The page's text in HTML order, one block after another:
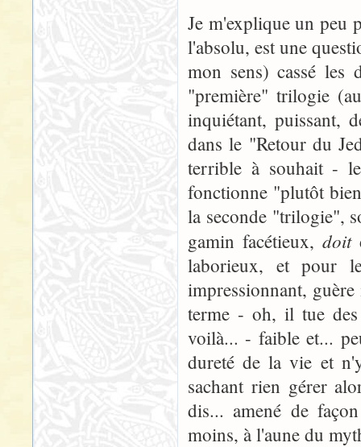
Je m'explique un peu
l'absolu, est une
mon sens) cassé les
"première" trilogie
inquiétant, puissant,
dans le "Retour du
terrible à souhait -
fonctionne "plutôt
la seconde "trilogie",
gamin facétieux,doit
laborieux, et pour
impressionnant,
terme - oh, il tue
voilà... - faible et...
dureté de la vie et
sachant rien gérer
dis... amené de
moins, à l'aune du